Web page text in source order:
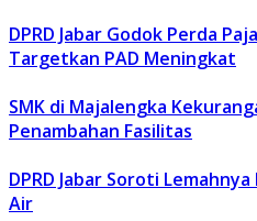
DPRD Jabar Godok Perda
Targetkan PAD Meningkat
SMK di Majalengka
Penambahan Fasilitas
DPRD Jabar Soroti
Air